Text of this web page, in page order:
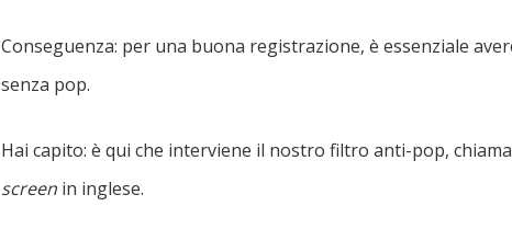
Conseguenza: per una buona registrazione, è essenziale
senza pop.
Hai capito: è qui che interviene il nostro filtro anti-pop,
screenin inglese.